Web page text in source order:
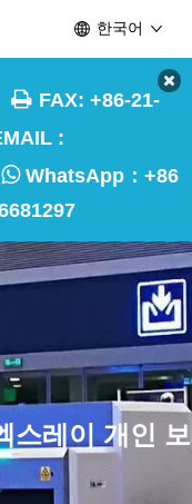
 FAX: +86-21-
:
WhatsApp： +86
한국어
스레이 개인 보